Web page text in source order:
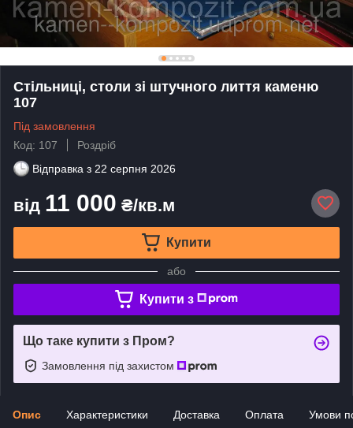
Стільниці, столи зі штучного лиття каменю
107
Під замовлення
Код: 107
Роздріб
Відправка з 22 серпня 2026
від 11 000 ₴/кв.м
Купити
або
Купити з
Що таке купити з Пром?
Замовлення під захистом
Опис Характеристики Доставка Оплата Умови